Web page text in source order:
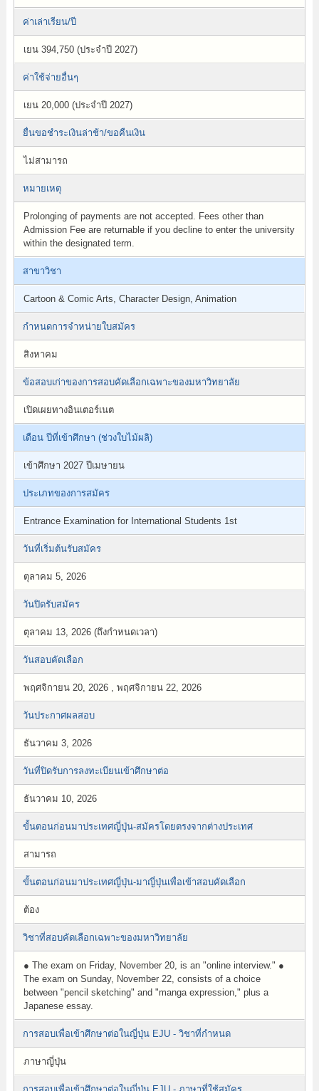
ค่าเล่าเรียน/ปี
เยน 394,750 (ประจำปี 2027)
ค่าใช้จ่ายอื่นๆ
เยน 20,000 (ประจำปี 2027)
ยื่นขอชำระเงินล่าช้า/ขอคืนเงิน
ไม่สามารถ
หมายเหตุ
Prolonging of payments are not accepted. Fees other than
Admission Fee are returnable if you decline to enter the university
within the designated term.
สาขาวิชา
Cartoon & Comic Arts, Character Design, Animation
กำหนดการจำหน่ายใบสมัคร
สิงหาคม
ข้อสอบเก่าของการสอบคัดเลือกเฉพาะของมหาวิทยาลัย
เปิดเผยทางอินเตอร์เนต
เดือน ปีที่เข้าศึกษา (ช่วงใบไม้ผลิ)
เข้าศึกษา 2027 ปีเมษายน
ประเภทของการสมัคร
Entrance Examination for International Students 1st
วันที่เริ่มต้นรับสมัคร
ตุลาคม 5, 2026
วันปิดรับสมัคร
ตุลาคม 13, 2026 (ถึงกำหนดเวลา)
วันสอบคัดเลือก
พฤศจิกายน 20, 2026 , พฤศจิกายน 22, 2026
วันประกาศผลสอบ
ธันวาคม 3, 2026
วันที่ปิดรับการลงทะเบียนเข้าศึกษาต่อ
ธันวาคม 10, 2026
ขั้นตอนก่อนมาประเทศญี่ปุ่น-สมัครโดยตรงจากต่างประเทศ
สามารถ
ขั้นตอนก่อนมาประเทศญี่ปุ่น-มาญี่ปุ่นเพื่อเข้าสอบคัดเลือก
ต้อง
วิชาที่สอบคัดเลือกเฉพาะของมหาวิทยาลัย
● The exam on Friday, November 20, is an "online interview." ●
The exam on Sunday, November 22, consists of a choice
between "pencil sketching" and "manga expression," plus a
Japanese essay.
การสอบเพื่อเข้าศึกษาต่อในญี่ปุ่น EJU - วิชาที่กำหนด
ภาษาญี่ปุ่น